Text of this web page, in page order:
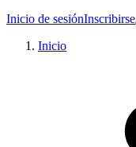
Inicio de sesiónInscribirse
Inicio